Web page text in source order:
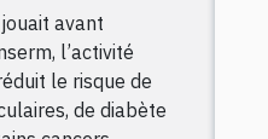
avant
l’activité
le risque de
de diabète